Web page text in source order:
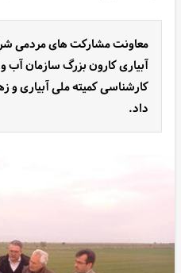
معاونت مشارکت های مردمی
آبیاری کارون بزرگ سازمان آب
کارشناسی کمیته ملی آبیاری و
داد.